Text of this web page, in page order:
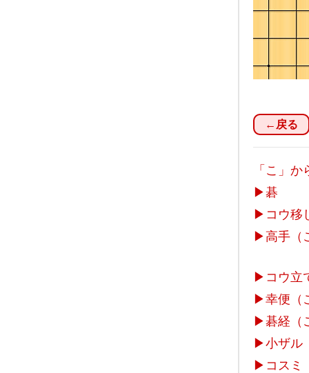
←戻る
「こ」
▶碁
▶ コウ移
▶高手（
▶ コウ立
▶幸便（
▶碁経（
▶小ザル
▶ コスミ